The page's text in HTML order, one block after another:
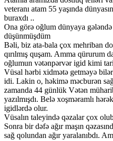
veteranı atam 55 yaşında
buraxdı ..
Ona görə oğlum dünyaya
düşünmüşdüm
Bəli, biz ata-bala çox mehriban
qırılmış quşam. Amma qürurum
oğlumun vətənpərvər igid kimi
Vüsal hərbi xidmətə getməyə
idi. Lakin o, həkimə məcburən
zamanda 44 günlük Vətən
yazılmışdı. Belə xoşməramlı
igidlərdə olur.
Vüsalın taleyində qəzalar çox
Sonra bir dəfə ağır maşın
sağ qolundan ağır yaralanıbdı.